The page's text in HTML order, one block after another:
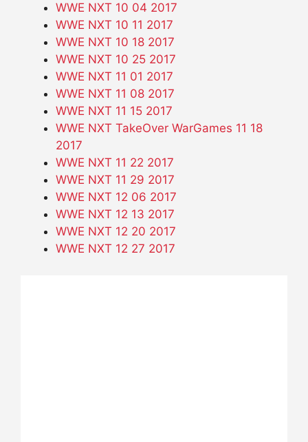
WWE NXT 10 04 2017
WWE NXT 10 11 2017
WWE NXT 10 18 2017
WWE NXT 10 25 2017
WWE NXT 11 01 2017
WWE NXT 11 08 2017
WWE NXT 11 15 2017
WWE NXT TakeOver WarGames 11 18
2017
WWE NXT 11 22 2017
WWE NXT 11 29 2017
WWE NXT 12 06 2017
WWE NXT 12 13 2017
WWE NXT 12 20 2017
WWE NXT 12 27 2017